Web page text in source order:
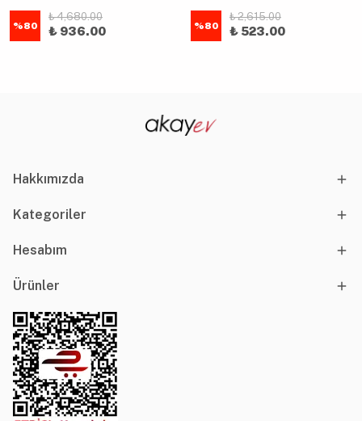
%80
₺ 4,680.00
₺ 936.00 %80
₺ 2,615.00
₺ 523.00
Hakkımızda
Kategoriler
Hesabım
Ürünler